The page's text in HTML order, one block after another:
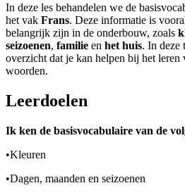
In deze les behandelen we de
het vak Frans. Deze informatie is
belangrijk zijn in de onderbouw, zoals
seizoenen, familie en het huis. In deze
overzicht dat je kan helpen bij het leren
woorden.
Leerdoelen
Ik ken de basisvocabulaire van de
•Kleuren
•Dagen, maanden en seizoenen